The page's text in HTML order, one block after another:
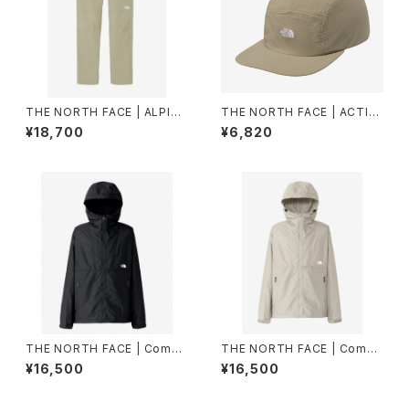
THE NORTH FACE | ALPINE
LIGHT PANT NB82501 | ク
レイグレー | Men
¥18,700
THE NORTH FACE | ACTIV
ELIGHTFIVEPANELCAP NN
02573 | クレイグレー | Unise
¥6,820
THE NORTH FACE | Compa
ct Jacket NP72530 | ブラッ
ク | Men
¥16,500
THE NORTH FACE | Compa
ct Jacket NP72530 | フォッ
シルアイボリー | Mサイズ | Me
¥16,500